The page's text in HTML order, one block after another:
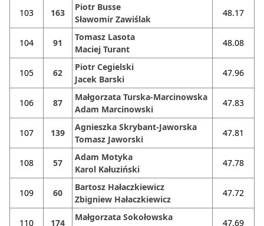
103 163
Piotr Busse
Sławomir Zawiślak
48.17
104 91
Tomasz Lasota
Maciej Turant
48.08
105 62
Piotr Cegielski
Jacek Barski
47.96
106 87
Małgorzata Turska-Marcinowska
Adam Marcinowski
47.83
107 139
Agnieszka Skrybant-Jaworska
Tomasz Jaworski
47.81
108 57
Adam Motyka
Karol Kałuziński
47.78
109 60
Bartosz Hałaczkiewicz
Zbigniew Hałaczkiewicz
47.72
110 174
Małgorzata Sokołowska
47.69